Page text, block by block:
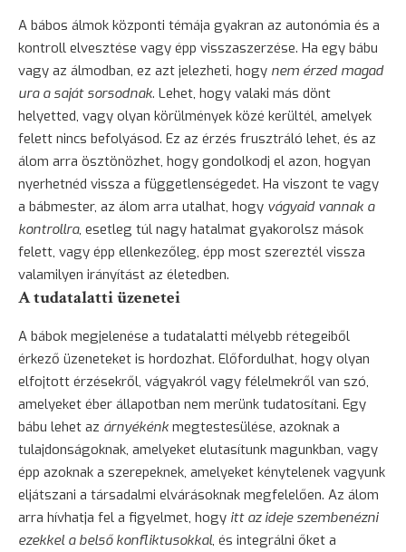
A bábos álmok központi témája gyakran az autonómia és a
kontroll elvesztése vagy épp visszaszerzése. Ha egy bábu
vagy az álmodban, ez azt jelezheti, hogy nem érzed magad
ura a saját sorsodnak. Lehet, hogy valaki más dönt
helyetted, vagy olyan körülmények közé kerültél, amelyek
felett nincs befolyásod. Ez az érzés frusztráló lehet, és az
álom arra ösztönözhet, hogy gondolkodj el azon, hogyan
nyerhetnéd vissza a függetlenségedet. Ha viszont te vagy
a bábmester, az álom arra utalhat, hogy vágyaid vannak a
kontrollra, esetleg túl nagy hatalmat gyakorolsz mások
felett, vagy épp ellenkezőleg, épp most szereztél vissza
valamilyen irányítást az életedben.
A tudatalatti üzenetei
A bábok megjelenése a tudatalatti mélyebb rétegeiből
érkező üzeneteket is hordozhat. Előfordulhat, hogy olyan
elfojtott érzésekről, vágyakról vagy félelmekről van szó,
amelyeket éber állapotban nem merünk tudatosítani. Egy
bábu lehet az árnyékénk megtestesülése, azoknak a
tulajdonságoknak, amelyeket elutasítunk magunkban, vagy
épp azoknak a szerepeknek, amelyeket kénytelenek vagyunk
eljátszani a társadalmi elvárásoknak megfelelően. Az álom
arra hívhatja fel a figyelmet, hogy itt az ideje szembenézni
ezekkel a belső konfliktusokkal, és integrálni őket a